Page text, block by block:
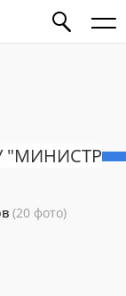
"МИНИСТР
(20 фото)